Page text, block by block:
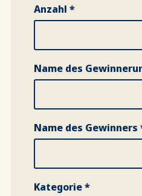
Anzahl *
Name des
Name des Gewinners
Kategorie *